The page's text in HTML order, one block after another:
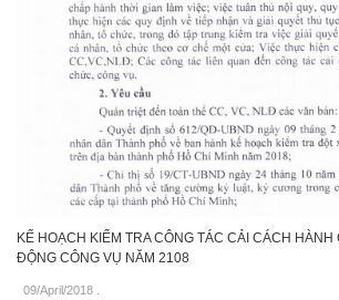
KẾ HOẠCH KIỂM TRA CÔNG TÁC CẢI CÁCH HÀNH
ĐỘNG CÔNG VỤ NĂM 2108
09/April/2018